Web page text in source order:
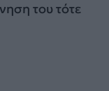
του τότε